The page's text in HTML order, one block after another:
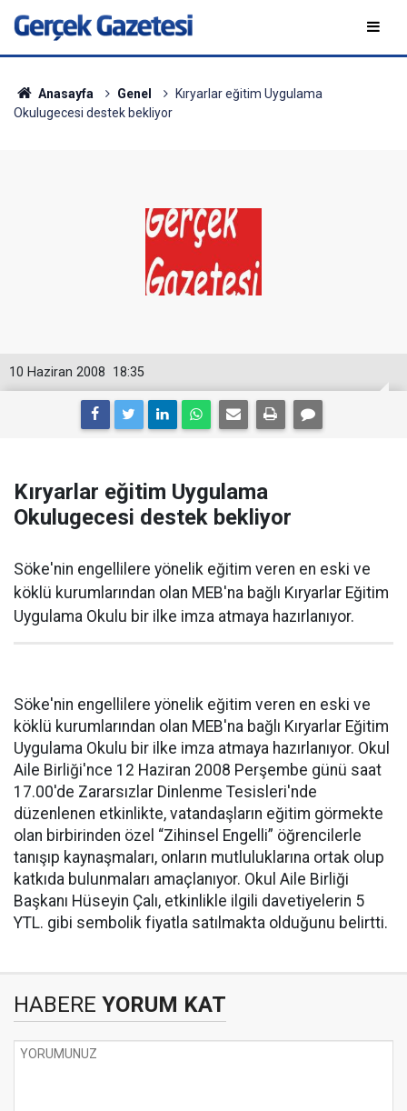
Anasayfa Genel
Kıryarlar eğitim Uygulama
Okulugecesi destek bekliyor
18:35
10 Haziran 2008
Kıryarlar eğitim Uygulama
Okulugecesi destek bekliyor
Söke'nin engellilere yönelik eğitim veren en eski ve
köklü kurumlarından olan MEB'na bağlı Kıryarlar Eğitim
Uygulama Okulu bir ilke imza atmaya hazırlanıyor.
Söke'nin engellilere yönelik eğitim veren en eski ve
köklü kurumlarından olan MEB'na bağlı Kıryarlar Eğitim
Uygulama Okulu bir ilke imza atmaya hazırlanıyor. Okul
Aile Birliği'nce 12 Haziran 2008 Perşembe günü saat
17.00'de Zararsızlar Dinlenme Tesisleri'nde
düzenlenen etkinlikte, vatandaşların eğitim görmekte
olan birbirinden özel “Zihinsel Engelli” öğrencilerle
tanışıp kaynaşmaları, onların mutluluklarına ortak olup
katkıda bulunmaları amaçlanıyor. Okul Aile Birliği
Başkanı Hüseyin Çalı, etkinlikle ilgili davetiyelerin 5
YTL. gibi sembolik fiyatla satılmakta olduğunu belirtti.
HABERE YORUM KAT